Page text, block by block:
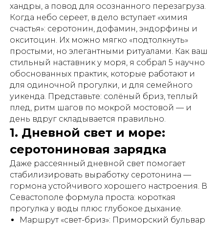
хандры, а повод для осознанного перезагруза.
Когда небо сереет, в дело вступает «химия
счастья»: серотонин, дофамин, эндорфины и
окситоцин. Их можно мягко «подтолкнуть»
простыми, но элегантными ритуалами. Как ваш
стильный наставник у моря, я собрал 5 научно
обоснованных практик, которые работают и
для одиночной прогулки, и для семейного
уикенда. Представьте: солёный бриз, теплый
плед, ритм шагов по мокрой мостовой — и
день вдруг складывается правильно.
1. Дневной свет и море:
серотониновая зарядка
Даже рассеянный дневной свет помогает
стабилизировать выработку серотонина —
гормона устойчивого хорошего настроения. В
Севастополе формула проста: короткая
прогулка у воды плюс глубокое дыхание.
Маршрут «свет-бриз»: Приморский бульвар